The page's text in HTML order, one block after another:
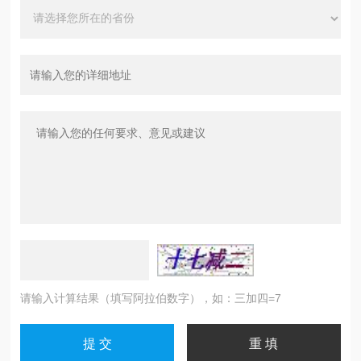
请输入计算结果（填写阿拉伯数字），如：三加四=7